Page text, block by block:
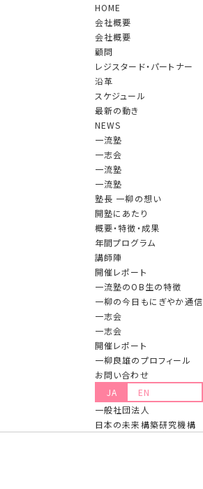
HOME
会社概要
会社概要
顧問
レジスタード・パートナー
沿革
スケジュール
最新の動き
NEWS
一流塾
一志会
一流塾
一流塾
塾長 一柳の想い
開塾にあたり
概要・特徴・成果
年間プログラム
講師陣
開催レポート
一流塾のOB生の特徴
一柳の今日もにぎやか通信
一志会
一志会
開催レポート
一柳良雄のプロフィール
お問い合わせ
JA
EN
一般社団法人
日本の未来構築研究機構